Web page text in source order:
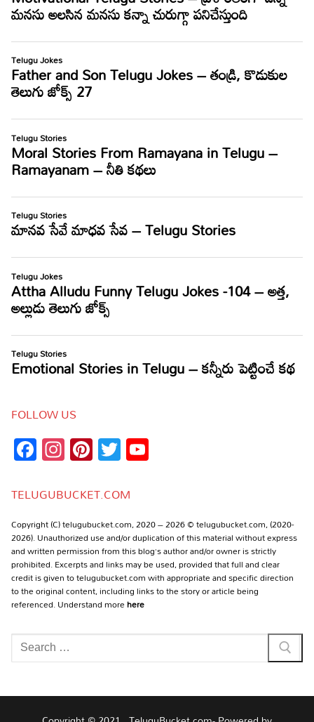
FOLLOW US
Facebook
Instagram
Pinterest
Twitter
TELUGUBUCKET.COM
Copyright (C) telugubucket.com, 2020 – 2026 © telugubucket.com, (2020-
2026). Unauthorized use and/or duplication of this material without express
and written permission from this blog’s author and/or owner is strictly
prohibited. Excerpts and links may be used, provided that full and clear
credit is given to telugubucket.com with appropriate and specific direction
to the original content, including links to the story or article being
referenced. Understand morehere
Search
for: